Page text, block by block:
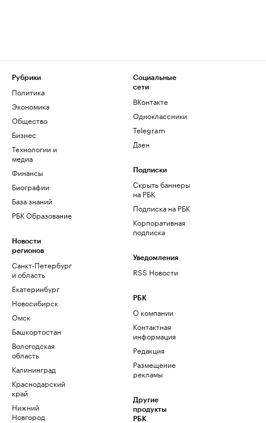
Рубрики
Политика
Экономика
Общество
Бизнес
Технологии и
медиа
Финансы
Биографии
База знаний
РБК Образование
Новости
регионов
Санкт-Петербург
и область
Екатеринбург
Новосибирск
Омск
Башкортостан
Вологодская
область
Калининград
Краснодарский
край
Нижний
Новгород
Социальные
сети
ВКонтакте
Одноклассники
Telegram
Дзен
Подписки
Скрыть баннеры
на РБК
Подписка на РБК
Корпоративная
подписка
Уведомления
RSS Новости
РБК
О компании
Контактная
информация
Редакция
Размещение
рекламы
Другие
продукты
РБК